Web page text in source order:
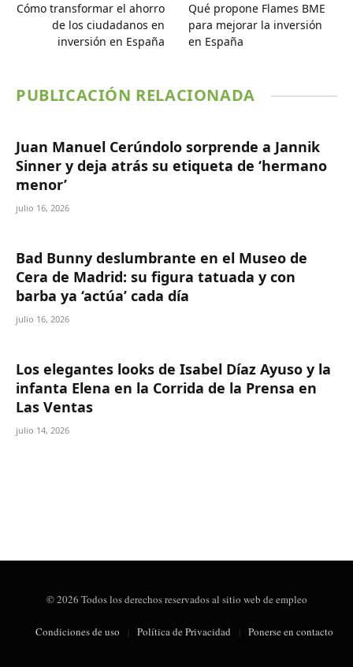
Cómo transformar el ahorro
de los ciudadanos en
inversión en España
Qué propone Flames BME
para mejorar la inversión
en España
PUBLICACIÓN RELACIONADA
Juan Manuel Cerúndolo sorprende a Jannik
Sinner y deja atrás su etiqueta de ‘hermano
menor’
julio 16, 2026
Bad Bunny deslumbrante en el Museo de
Cera de Madrid: su figura tatuada y con
barba ya ‘actúa’ cada día
julio 16, 2026
Los elegantes looks de Isabel Díaz Ayuso y la
infanta Elena en la Corrida de la Prensa en
Las Ventas
julio 14, 2026
© 2026 Todos los derechos reservados al sitio web de empleo
Condiciones de uso Política de Privacidad Ponerse en contacto